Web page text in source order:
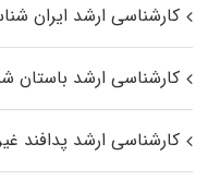
کارشناسی ارشد ایران
کارشناسی ارشد باستان
کارشناسی ارشد پدافند